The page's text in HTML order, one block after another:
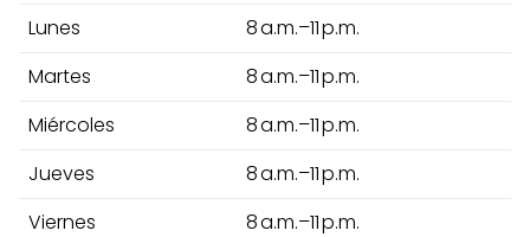
Lunes
8 a.m.–11 p.m.
Martes
8 a.m.–11 p.m.
Miércoles
8 a.m.–11 p.m.
Jueves
8 a.m.–11 p.m.
Viernes
8 a.m.–11 p.m.